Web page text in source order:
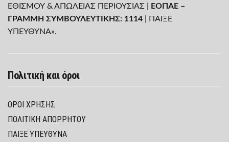
ΕΘΙΣΜΟΥ & ΑΠΩΛΕΙΑΣ ΠΕΡΙΟΥΣΙΑΣ |
ΕΟΠΑΕ –
ΓΡΑΜΜΗ ΣΥΜΒΟΥΛΕΥΤΙΚΗΣ: 1114 | ΠΑΙΞΕ
ΥΠΕΥΘΥΝΑ».
Πολιτική και όροι
ΌΡΟΙ ΧΡΉΣΗΣ
ΠΟΛΙΤΙΚΉ ΑΠΟΡΡΉΤΟΥ
ΠΑΊΞΕ ΥΠΕΎΘΥΝΑ